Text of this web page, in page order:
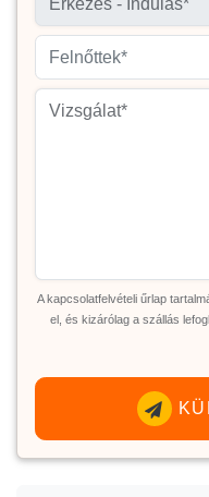
Felnőttek*
A kapcsolatfelvételi űrlap
el, és kizárólag a szállás